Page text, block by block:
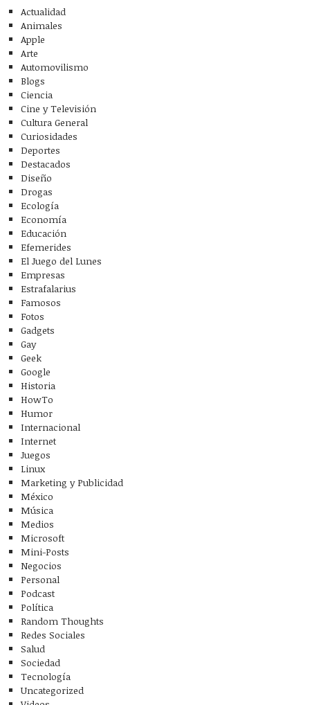
Actualidad
Animales
Apple
Arte
Automovilismo
Blogs
Ciencia
Cine y Televisión
Cultura General
Curiosidades
Deportes
Destacados
Diseño
Drogas
Ecología
Economía
Educación
Efemerides
El Juego del Lunes
Empresas
Estrafalarius
Famosos
Fotos
Gadgets
Gay
Geek
Google
Historia
HowTo
Humor
Internacional
Internet
Juegos
Linux
Marketing y Publicidad
México
Música
Medios
Microsoft
Mini-Posts
Negocios
Personal
Podcast
Política
Random Thoughts
Redes Sociales
Salud
Sociedad
Tecnología
Uncategorized